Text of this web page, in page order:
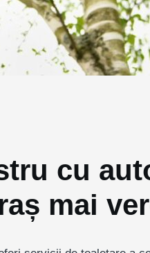
cu
mai